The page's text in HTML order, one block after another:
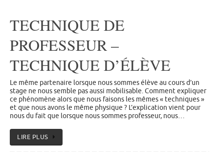
TECHNIQUE DE
PROFESSEUR –
TECHNIQUE D’ÉLÈVE
Le même partenaire lorsque nous sommes élève au cours d’un
stage ne nous semble pas aussi mobilisable. Comment expliquer
ce phénomène alors que nous faisons les mêmes « techniques »
et que nous avons le même physique ? L’explication vient pour
nous du fait que lorsque nous sommes professeur, nous…
LIRE PLUS